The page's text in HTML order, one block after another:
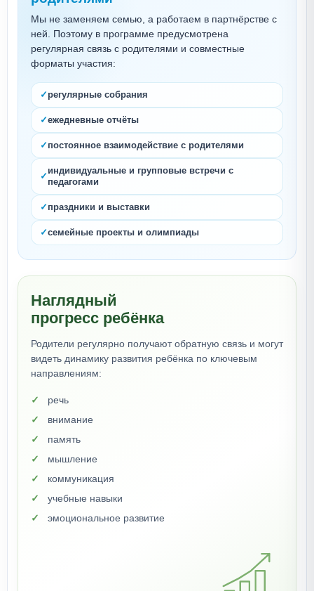
Мы не заменяем семью, а работаем в партнёрстве с
ней. Поэтому в программе предусмотрена
регулярная связь с родителями и совместные
форматы участия:
регулярные собрания
ежедневные отчёты
постоянное взаимодействие с родителями
индивидуальные и групповые встречи с
педагогами
праздники и выставки
семейные проекты и олимпиады
Наглядный
прогресс ребёнка
Родители регулярно получают обратную связь и могут
видеть динамику развития ребёнка по ключевым
направлениям:
речь
внимание
память
мышление
коммуникация
учебные навыки
эмоциональное развитие